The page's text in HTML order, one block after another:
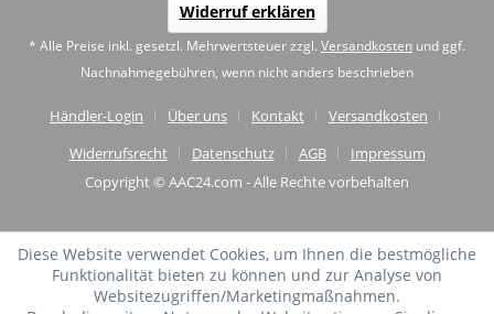
Widerruf erklären
* Alle Preise inkl. gesetzl. Mehrwertsteuer zzgl. Versandkosten und ggf.
Nachnahmegebühren, wenn nicht anders beschrieben
Händler-Login Über uns Kontakt
Versandkosten
Widerrufsrecht
Datenschutz AGB
Impressum
Copyright © AAC24.com - Alle Rechte vorbehalten
Diese Website verwendet Cookies, um Ihnen die bestmögliche
Funktionalität bieten zu können und zur Analyse von
Websitezugriffen/Marketingmaßnahmen.